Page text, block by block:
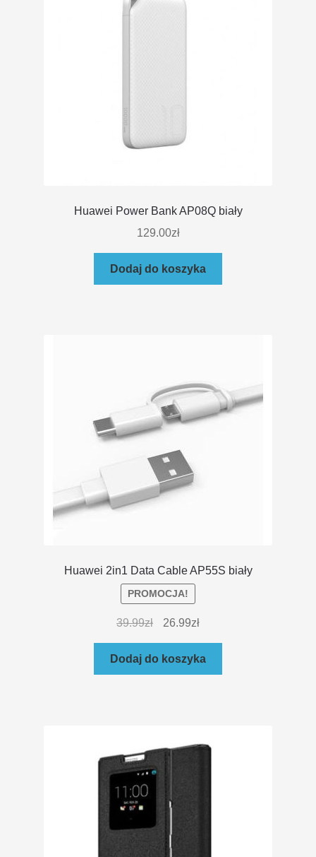
Huawei Power Bank AP08Q biały
129.00zł
Dodaj do koszyka
Huawei 2in1 Data Cable AP55S biały
PROMOCJA!
39.99zł 26.99zł
Dodaj do koszyka